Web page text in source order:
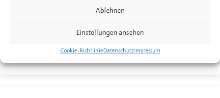
Ablehnen
Einstellungen ansehen
Cookie-RichtlinieDatenschutzImpressum
Seniorentreff Eschen-Nendeln: